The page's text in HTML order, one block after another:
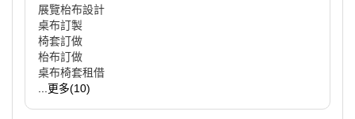
展覽枱布設計
桌布訂製
椅套訂做
枱布訂做
桌布椅套租借
...更多(10)